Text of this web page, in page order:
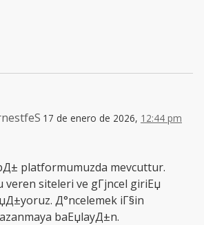
17 de enero de 2026, 12:44 pm
platformumuzda mevcuttur.
veren siteleri ve gГјncel giriЕџ
Д°ncelemek iГ§in
baЕџlayД±n.